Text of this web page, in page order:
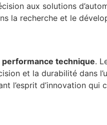
aux solutions
la recherche et le
performance technique.
et la durabilité dans
l’esprit d’innovation qui